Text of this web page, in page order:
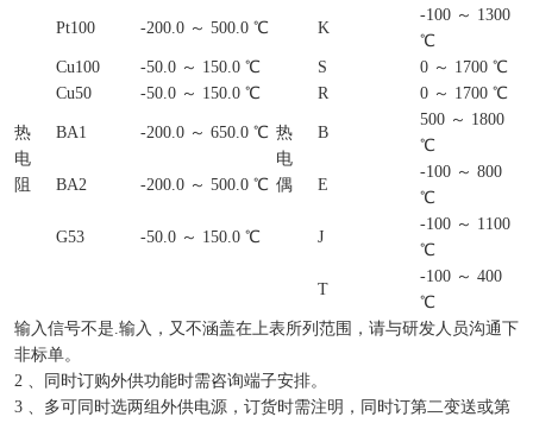
热
电
阻
Pt100 -200.0 ～ 500.0 ℃
热
电
偶
K
-100 ～ 1300
℃
Cu100
-50.0 ～ 150.0 ℃ S
0 ～ 1700 ℃
Cu50
-50.0 ～ 150.0 ℃ R 0 ～ 1700 ℃
BA1 -200.0 ～ 650.0 ℃ B
500 ～ 1800
℃
BA2 -200.0 ～ 500.0 ℃ E
-100 ～ 800
℃
G53 -50.0 ～ 150.0 ℃ J
-100 ～ 1100
℃
T
-100 ～ 400
℃
输入信号不是.输入，又不涵盖在上表所列范围，请与研发人员沟通下
非标单。
2 、同时订购外供功能时需咨询端子安排。
3 、多可同时选两组外供电源，订货时需注明，同时订第二变送或第